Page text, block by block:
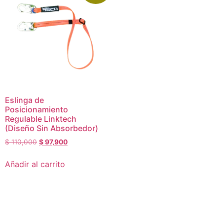
Eslinga de
Posicionamiento
Regulable Linktech
(Diseño Sin Absorbedor)
$110,000 $97,900
Añadir al carrito